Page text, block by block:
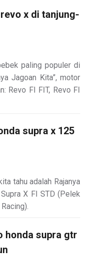
x di tanjung-
paling populer di
Jagoan Kita”, motor
Revo FI FIT, Revo FI
supra x 125
tahu adalah Rajanya
X FI STD (Pelek
honda supra gtr